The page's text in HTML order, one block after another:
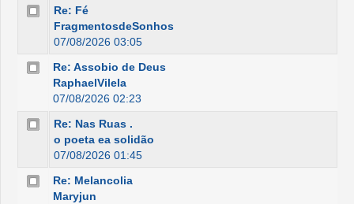
Re: Fé
FragmentosdeSonhos
07/08/2026 03:05
Re: Assobio de Deus
RaphaelVilela
07/08/2026 02:23
Re: Nas Ruas .
o poeta ea solidão
07/08/2026 01:45
Re: Melancolia
Maryjun